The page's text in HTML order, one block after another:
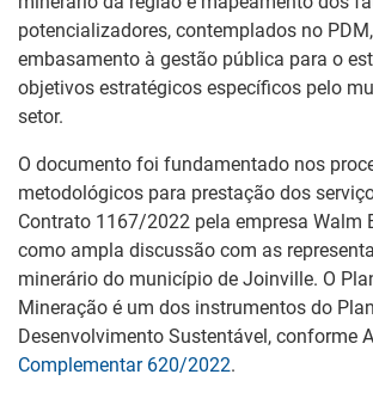
potencializadores, contemplados no
embasamento à gestão pública para o
objetivos estratégicos específicos pelo
setor.
O documento foi fundamentado nos
metodológicos para prestação dos
Contrato 1167/2022 pela empresa Walm
como ampla discussão com as
minerário do município de Joinville. O
Mineração é um dos instrumentos do
Desenvolvimento Sustentável, conforme
Complementar 620/2022.